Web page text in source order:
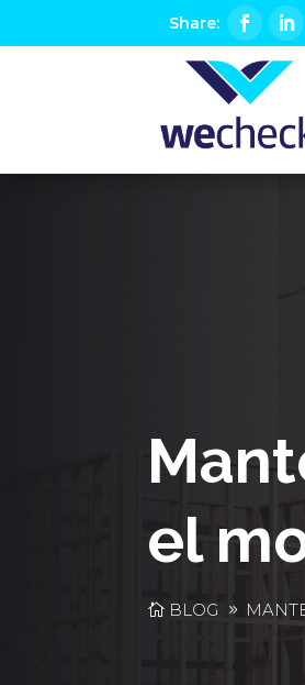
el
BLOG